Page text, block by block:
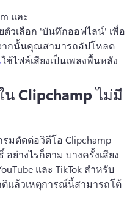
และ
ตัวเลือก 'บันทึกออฟไลน์' เพื่อ
ากนั้นคุณสามารถอัปโหลด
ใช้ไฟล์เสียงเป็นเพลงพื้นหลัง
Clipchamp ไม่มี
มตัดต่อวิดีโอ Clipchamp
อย่างไรก็ตาม บางครั้งเสียง
in a new tab) และ TikTok สําหรับ
แล้วเหตุการณ์นี้สามารถโต้